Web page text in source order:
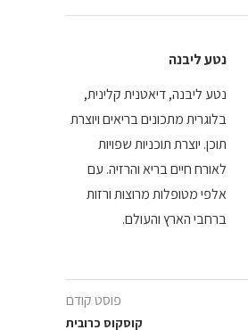
נטע ליבנה
נטע ליבנה, דיאטנית קלינית,
בלוגרית מתכונים בריאים ויוצרת
תוכן. יוצרת תוכניות שפויות
לאורח חיים בריא והרזיה. עם
אלפי מטופלות מרוצות ורזות
ברחבי הארץ והעולם.
פוסט קודם
קוסקוס כרובית